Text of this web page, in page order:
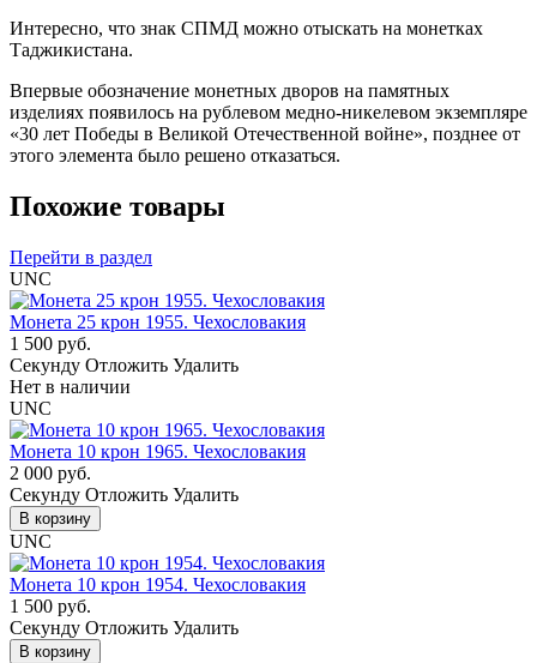
Интересно, что знак СПМД можно отыскать на монетках
Таджикистана.
Впервые обозначение монетных дворов на памятных
изделиях появилось на рублевом медно-никелевом экземпляре
«30 лет Победы в Великой Отечественной войне», позднее от
этого элемента было решено отказаться.
Похожие товары
Перейти в раздел
UNC
Монета 25 крон 1955. Чехословакия
1 500 руб.
Cекунду Отложить Удалить
Нет в наличии
UNC
Монета 10 крон 1965. Чехословакия
2 000 руб.
Cекунду Отложить Удалить
В корзину
UNC
Монета 10 крон 1954. Чехословакия
1 500 руб.
Cекунду Отложить Удалить
В корзину